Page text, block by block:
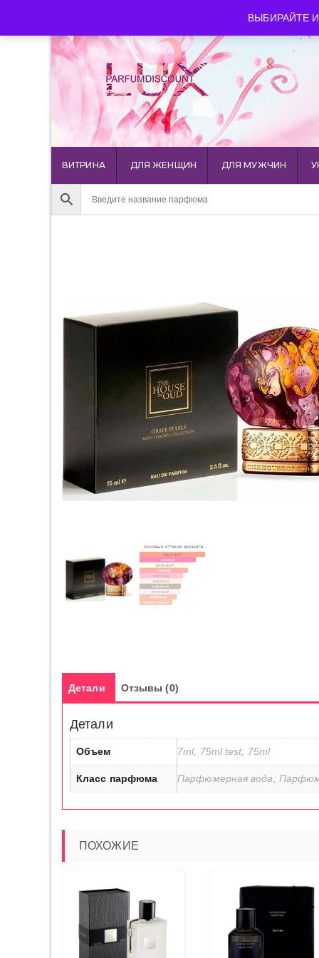
ВЫБИРАЙТЕ
+7 903 544 11 18 г.
ВИТРИНА ДЛЯ ЖЕНЩИН ДЛЯ МУЖЧИН
Детали Отзывы (0)
Детали
Объем 7ml, 75ml test, 75ml
Класс парфюма Парфюмерная вода,
ПОХОЖИЕ